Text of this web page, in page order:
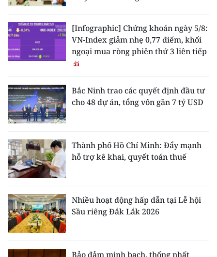
[Infographic] Chứng khoán ngày 5/8:
VN-Index giảm nhẹ 0,77 điểm, khối
ngoại mua ròng phiên thứ 3 liên tiếp
Bắc Ninh trao các quyết định đầu tư
cho 48 dự án, tổng vốn gần 7 tỷ USD
Thành phố Hồ Chí Minh: Đẩy mạnh
hỗ trợ kê khai, quyết toán thuế
Nhiều hoạt động hấp dẫn tại Lễ hội
Sầu riêng Đắk Lắk 2026
Bảo đảm minh bạch, thống nhất